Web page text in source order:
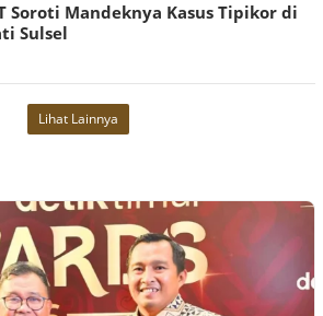
Soroti Mandeknya Kasus Tipikor di
Sulsel
Lihat Lainnya